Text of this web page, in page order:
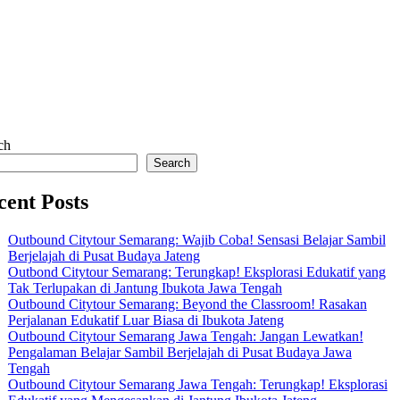
Search
Posts
Outbound Citytour Semarang: Wajib Coba! Sensasi Belajar Sambil
Berjelajah di Pusat Budaya Jateng
Outbond Citytour Semarang: Terungkap! Eksplorasi Edukatif yang
Tak Terlupakan di Jantung Ibukota Jawa Tengah
Outbound Citytour Semarang: Beyond the Classroom! Rasakan
Perjalanan Edukatif Luar Biasa di Ibukota Jateng
Outbound Citytour Semarang Jawa Tengah: Jangan Lewatkan!
Pengalaman Belajar Sambil Berjelajah di Pusat Budaya Jawa
Tengah
Outbound Citytour Semarang Jawa Tengah: Terungkap! Eksplorasi